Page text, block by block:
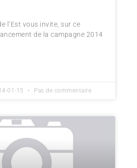
l’Est vous invite, sur ce
de la campagne 2014
01-15 Pas de commentaire